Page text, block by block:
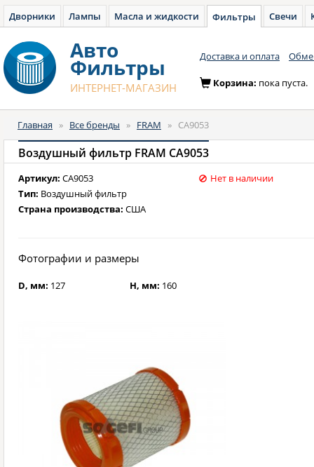
Дворники Лампы Масла и жидкости Фильтры Свечи
Авто
Фильтры
ИНТЕРНЕТ-МАГАЗИН
Доставка и оплата
Корзина: пока пуста.
Главная » Все бренды » FRAM » CA9053
Воздушный фильтр FRAM CA9053
Артикул: CA9053
Тип: Воздушный фильтр
Страна производства: США
Нет в наличии
Фотографии и размеры
D, мм: 127 H, мм: 160